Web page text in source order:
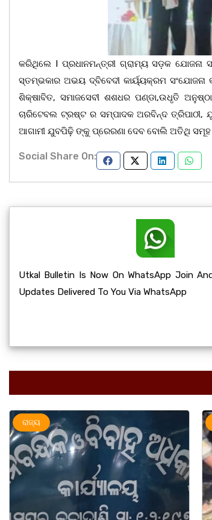
କରିଥିଲେ I ପ୍ରଧାନମନ୍ତ୍ରୀ ଗ୍ରାମ୍ୟ ସଡ଼କ
ସ୍ତମ୍ଭକାର ଅଭୟ ଦ୍ବିବେଦୀ କାର୍ୟ୍ୟକ୍ରମ ସଂଯୋଜନା
ଶିକ୍ଷାବିତ, ସମାଜସେବୀ ଶଶଧର ପଣ୍ଡା,ଉଧୃତି
ଚାରିଟେବଲ ଟ୍ରଷ୍ଟ ର ସମ୍ପାଦକ ଅରବିନ୍ଦ ତ୍ରିପାଠୀ,
ଆଗାମୀ ଯୁବପିଢ଼ି ଙ୍କୁ ପ୍ରେରଣା ଦେବ ବୋଲି ଅତିଥି
Social Share On:
Utkal Bulletin Is Now On WhatsApp Join
Updates Delivered To You Via WhatsApp
ଅପରାଧ ରାଜ୍ୟ